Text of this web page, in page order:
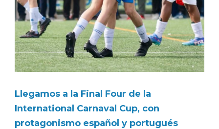
Llegamos a la Final Four de la
International Carnaval Cup, con
protagonismo español y portugués